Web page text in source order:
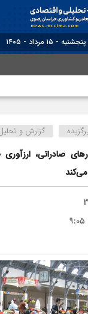
- ۱۵ مرداد - ۱۴۰۵
گزارش و
صادراتی، ارزآوری
می‌کند